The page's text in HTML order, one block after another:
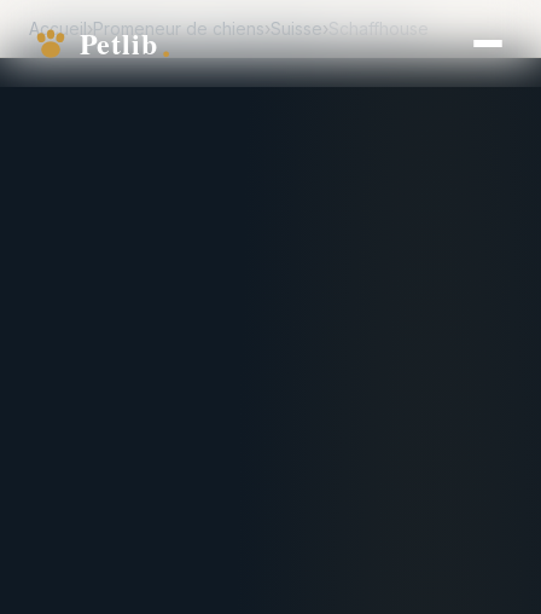
Accueil›Promeneur de chiens›Suisse›Schaffhouse